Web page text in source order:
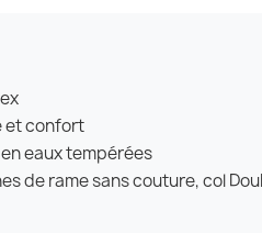
et confort
eaux tempérées
de rame sans couture, col